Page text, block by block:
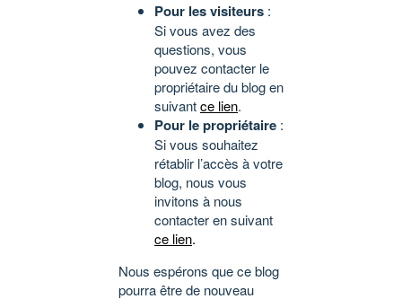
Pour les visiteurs :
Si vous avez des
questions, vous
pouvez contacter le
propriétaire du blog en
suivantce lien.
Pour le propriétaire :
Si vous souhaitez
rétablir l’accès à votre
blog, nous vous
invitons à nous
contacter en suivant
ce lien.
Nous espérons que ce blog
pourra être de nouveau